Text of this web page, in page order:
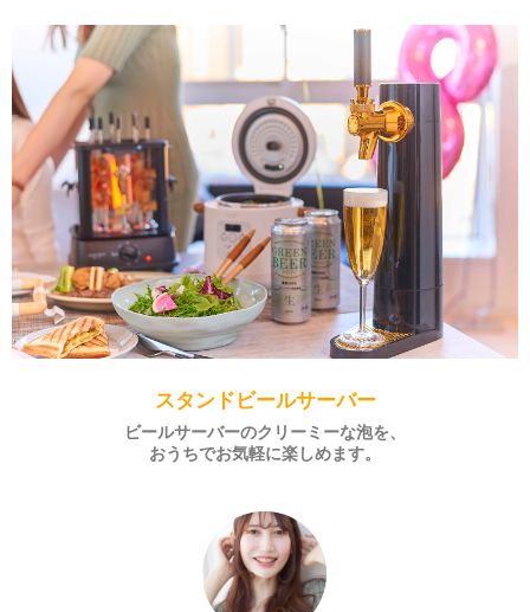
スタンドビールサーバー
ビールサーバーのクリーミーな泡を、
おうちでお気軽に楽しめます。